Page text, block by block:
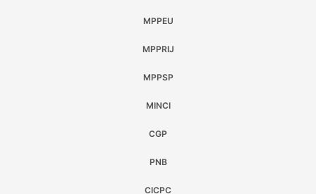
MPPEU
MPPRIJ
MPPSP
MINCI
CGP
PNB
CICPC